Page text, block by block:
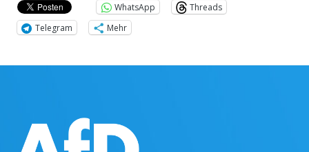
WhatsApp
Threads
Telegram
Mehr